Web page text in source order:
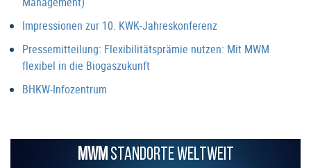
Impressionen zur 10. KWK-Jahreskonferenz
Pressemitteilung: Flexibilitätsprämie nutzen: Mit MWM
flexibel in die Biogaszukunft
BHKW-Infozentrum
MWMSTANDORTE WELTWEIT